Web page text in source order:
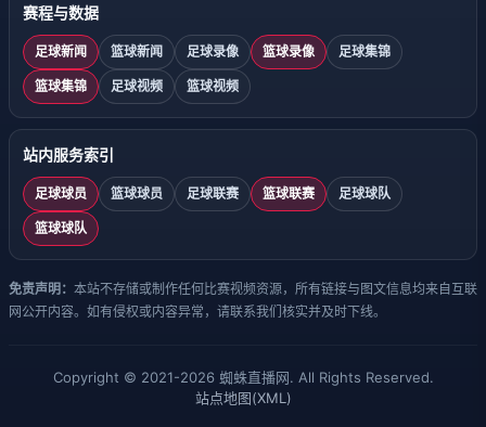
赛程与数据
足球新闻 篮球新闻 足球录像 篮球录像 足球集锦
篮球集锦 足球视频 篮球视频
站内服务索引
足球球员 篮球球员 足球联赛 篮球联赛 足球球队
篮球球队
免责声明： 本站不存储或制作任何比赛视频资源，所有链接与图文信息均来自互联
网公开内容。如有侵权或内容异常，请联系我们核实并及时下线。
Copyright © 2021-2026 蜘蛛直播网. All Rights Reserved.
站点地图(XML)